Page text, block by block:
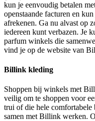
kun je eenvoudig betalen
openstaande facturen en
afrekenen. Ga nu alvast op
iedereen kunt verbazen. Je
parfum winkels die
vind je op de website van
Billink kleding
Shoppen bij winkels met
veilig om te shoppen voor
trui of die hele
samen met Billink werken.